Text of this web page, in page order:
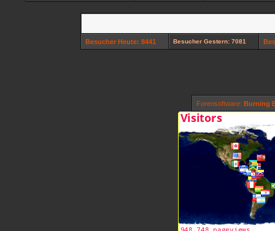
Besucher Heute: 8441 Besucher Gestern: 7081
Forensoftware: Burning